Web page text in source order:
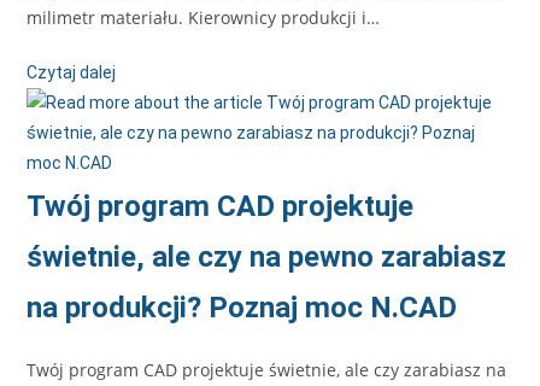
milimetr materiału. Kierownicy produkcji i…
Czytaj dalej
Twój program CAD projektuje
świetnie, ale czy na pewno zarabiasz
na produkcji? Poznaj moc N.CAD
Twój program CAD projektuje świetnie, ale czy zarabiasz na